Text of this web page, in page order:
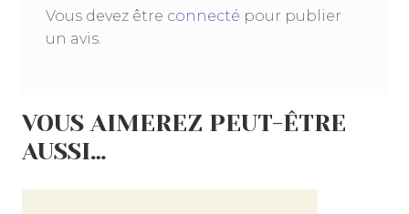
Vous devez être connecté pour publier
un avis.
VOUS AIMEREZ PEUT-ÊTRE
AUSSI…